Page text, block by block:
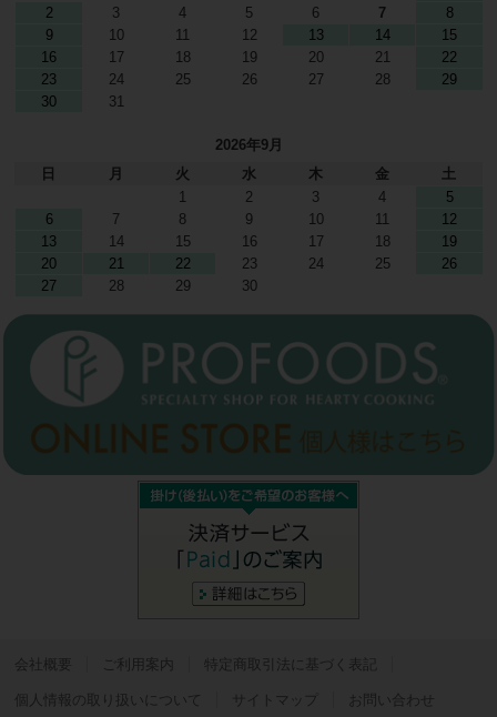
2
3 4 5 6 7
8
9
10 11 12 13 14
15
16
17 18 19 20 21
22
23
24 25 26 27 28
29
30
31
2026年9月
日
月 火 水 木 金
土
1
2 3 4
5
6
7 8 9 10 11
12
13
14 15 16 17 18
19
20
21 22 23 24 25
26
27
28 29 30
会社概要 ご利用案内 特定商取引法に基づく表記
個人情報の取り扱いについて サイトマップ お問い合わせ